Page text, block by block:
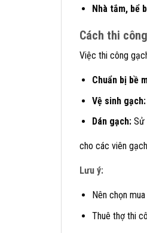
Nhà tắm, bể
Cách thi
Việc thi công
Chuẩn bị bề
Vệ sinh gạch:
Dán gạch: Sử
cho các viên
Lưu ý:
Nên chọn
Thuê thợ thi